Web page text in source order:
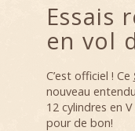
Essais
en vol
C’est officiel ! Ce
nouveau
12 cylindres en
pour de bon!